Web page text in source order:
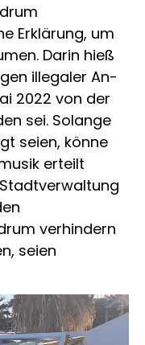
Erklärung, um
Darin hieß
illegaler An-
2022 von der
sei. Solange
seien, könne
erteilt
verhindern
seien